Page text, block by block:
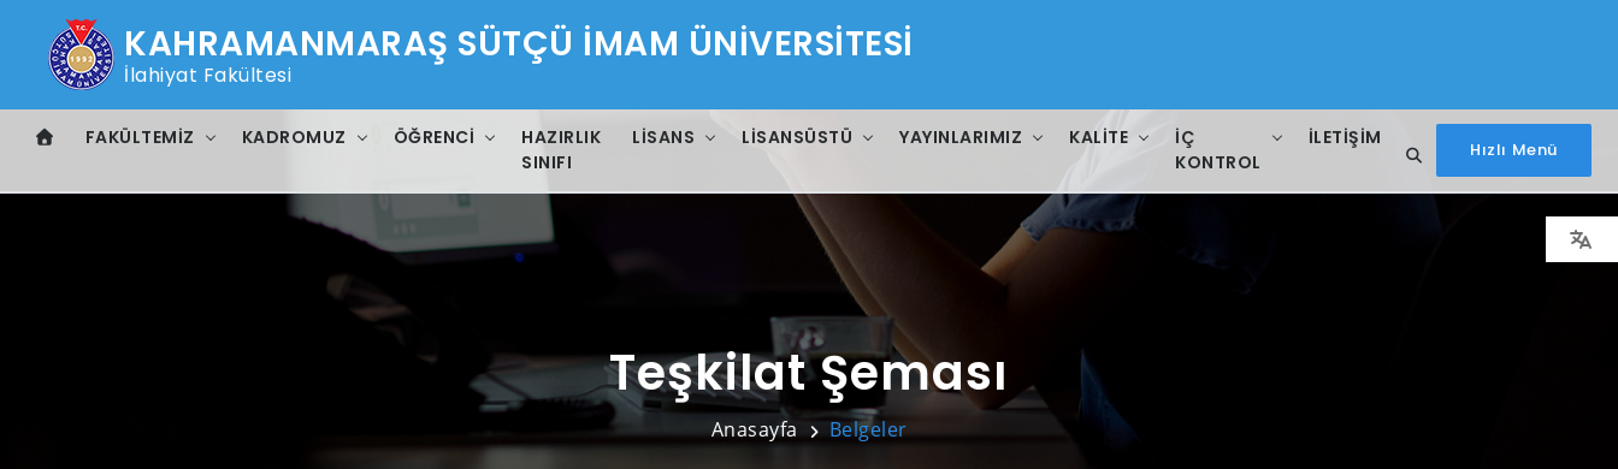
KAHRAMANMARAŞ SÜTÇÜ İMAM ÜNİVERSİTESİ
İlahiyat Fakültesi
FAKÜLTEMIZ KADROMUZ ÖĞRENCI
HAZIRLIK
SINIFI
LISANS LISANSÜSTÜ YAYINLARIMIZ KALITE
İÇ
KONTROL
İLETIŞIM
Hızlı Menü
Teşkilat Şeması
Anasayfa Belgeler